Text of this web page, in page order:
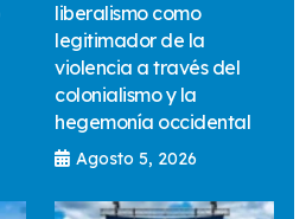
liberalismo como
legitimador de la
violencia a través del
colonialismo y la
hegemonía occidental
Agosto 5, 2026